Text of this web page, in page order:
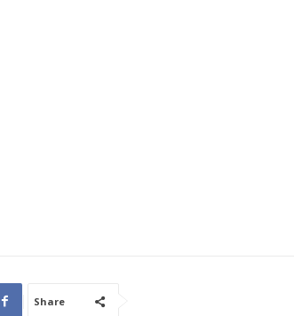
Share